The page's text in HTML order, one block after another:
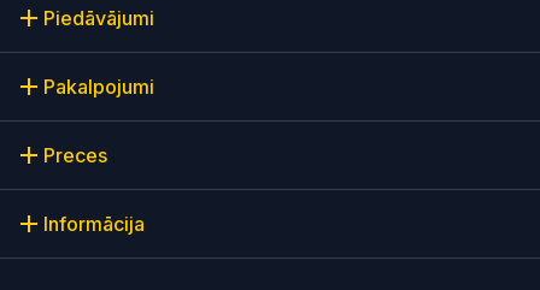
Piedāvājumi
Pakalpojumi
Preces
Informācija